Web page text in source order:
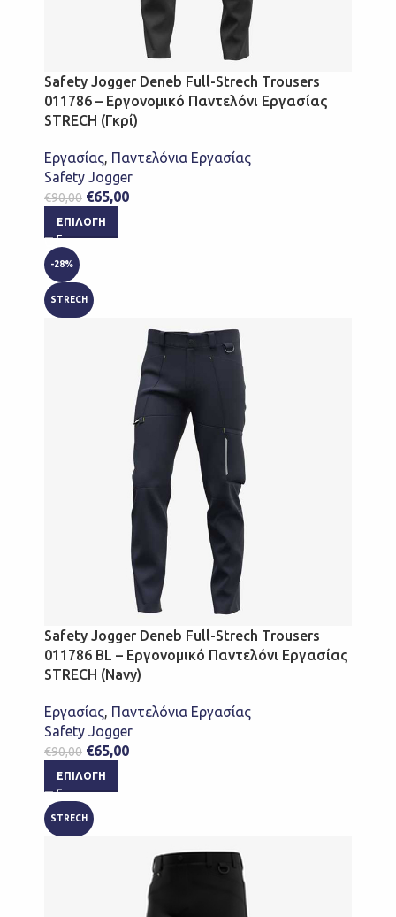
Safety Jogger Deneb Full-Strech Trousers
011786 – Εργονομικό Παντελόνι Εργασίας
STRECH (Γκρί)
Εργασίας, Παντελόνια Εργασίας
Safety Jogger
€90,00 €65,00
ΕΠΙΛΟΓΉ
-28%
STRECH
Safety Jogger Deneb Full-Strech Trousers
011786 BL – Εργονομικό Παντελόνι Εργασίας
STRECH (Navy)
Εργασίας, Παντελόνια Εργασίας
Safety Jogger
€90,00 €65,00
ΕΠΙΛΟΓΉ
STRECH